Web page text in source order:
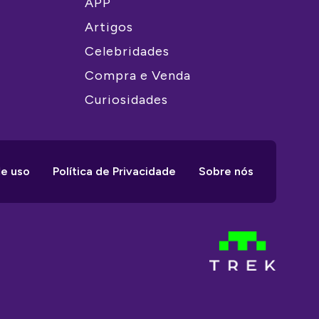
Artigos
Celebridades
Compra e Venda
Curiosidades
uso Política de Privacidade Sobre nós